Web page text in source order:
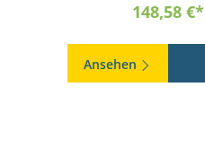
148,58 €*
Ansehen